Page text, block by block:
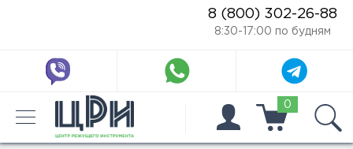
8 (800) 302-26-88
8:30-17:00 по будням
0